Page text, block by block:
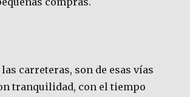
carreteras, son de esas vías
tranquilidad, con el tiempo